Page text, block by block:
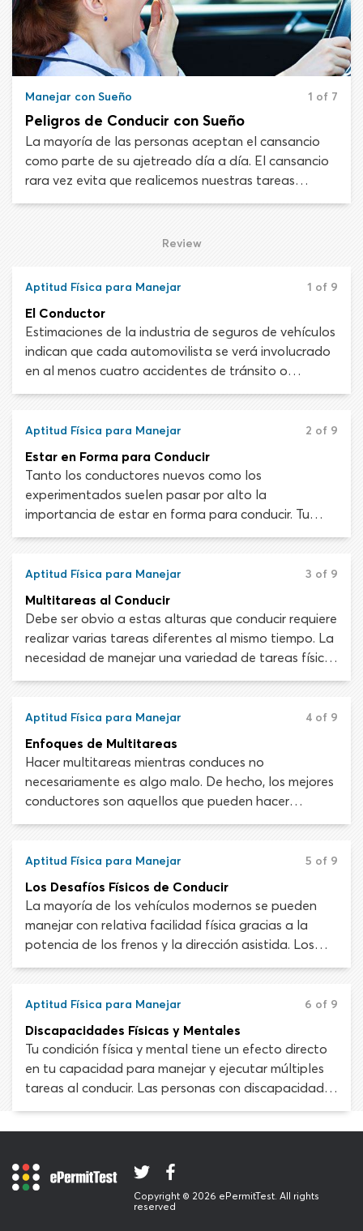
Manejar con Sueño 1 of 7
Peligros de Conducir con Sueño
La mayoría de las personas aceptan el cansancio
como parte de su ajetreado día a día. El cansancio
rara vez evita que realicemos nuestras tareas
diarias, como trabajar, ir a la escuela o ver a
impedir manejar hacia y desde estas actividades.
Review
Aptitud Física para Manejar 1 of 9
El Conductor
Estimaciones de la industria de seguros de vehículos
indican que cada automovilista se verá involucrado
en al menos cuatro accidentes de tránsito o
colisiones en su vida. Según la Administración
en los Estados Unidos ocurre un accidente
automovilístico cada minuto de cada día. En
promedio, uno de cada 16 de estos accidentes de
tráfico cobrará la vida de al menos una persona.
Aptitud Física para Manejar 2 of 9
Estar en Forma para Conducir
Tanto los conductores nuevos como los
experimentados suelen pasar por alto la
importancia de estar en forma para conducir. Tu
capacidad de manejar de forma segura no solo
vehículo y conocimiento de las reglas de carretera.
Estos atributos son esenciales pero no significan
nada si tu cuerpo y tu mente no están a la altura de
la tarea de conducir.
Aptitud Física para Manejar 3 of 9
Multitareas al Conducir
Debe ser obvio a estas alturas que conducir requiere
realizar varias tareas diferentes al mismo tiempo. La
necesidad de manejar una variedad de tareas físicas
y mentales manteniendo la concentración en la
desafiante al empezar. Eventualmente, conducir y
todo lo que conlleva se volverá algo natural.
Aptitud Física para Manejar 4 of 9
Enfoques de Multitareas
Hacer multitareas mientras conduces no
necesariamente es algo malo. De hecho, los mejores
conductores son aquellos que pueden hacer
múltiples tareas de forma eficaz. Por supuesto, no
celular o conversar con tus pasajeros. Realizar una
actividad innecesaria que desvíe tu atención de la
carretera definitivamente es una mala idea.
Aptitud Física para Manejar 5 of 9
Los Desafíos Físicos de Conducir
La mayoría de los vehículos modernos se pueden
manejar con relativa facilidad física gracias a la
potencia de los frenos y la dirección asistida. Los
desafíos relacionados con la conducción son
peligros en la carretera o manejar múltiples tareas
al mismo tiempo. Aunque, en ciertos vehículos y
situaciones, conducir aún puede ser una actividad
físicamente exigente.
Aptitud Física para Manejar 6 of 9
Discapacidades Físicas y Mentales
Tu condición física y mental tiene un efecto directo
en tu capacidad para manejar y ejecutar múltiples
tareas al conducir. Las personas con discapacidades
físicas o mentales pueden carecer de las habilidades
Copyright © 2026 ePermitTest. All rights
reserved